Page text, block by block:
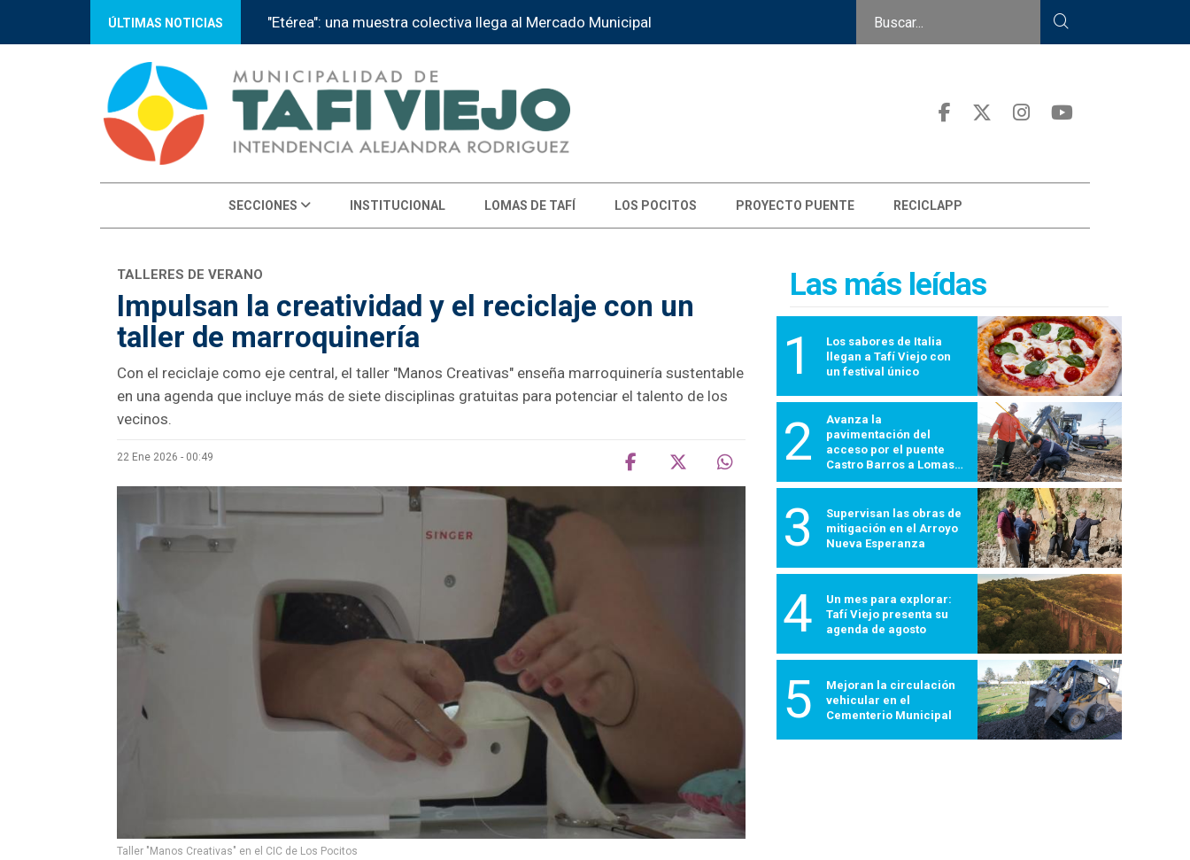
ÚLTIMAS NOTICIAS Tafí Viejo recibe a la Instancia Provincial de la Feria de Educación
SECCIONES INSTITUCIONAL LOMAS DE TAFÍ LOS POCITOS PROYECTO PUENTE RECICLAPP
TALLERES DE VERANO
Impulsan la creatividad y el reciclaje con un
taller de marroquinería
Con el reciclaje como eje central, el taller "Manos Creativas" enseña marroquinería sustentable
en una agenda que incluye más de siete disciplinas gratuitas para potenciar el talento de los
vecinos.
22 Ene 2026 - 00:49
Taller "Manos Creativas" en el CIC de Los Pocitos
Las más leídas
1
Los sabores de Italia
llegan a Tafí Viejo con
un festival único
2
Avanza la
pavimentación del
acceso por el puente
Castro Barros a Lomas
600
3
Supervisan las obras de
mitigación en el Arroyo
Nueva Esperanza
4
Un mes para explorar:
Tafí Viejo presenta su
agenda de agosto
5
Mejoran la circulación
vehicular en el
Cementerio Municipal